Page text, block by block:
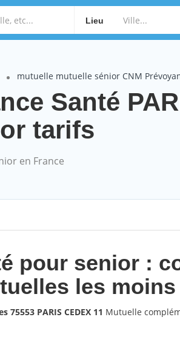
Lieu
mutuelle mutuelle sénior CNM
Santé
tarifs
en France
pour senior :
les
PARIS CEDEX 11 Mutuelle